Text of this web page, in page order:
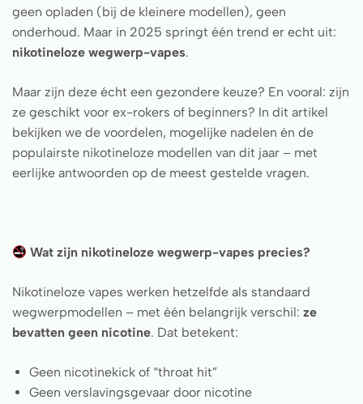
geen opladen (bij de kleinere modellen), geen
onderhoud. Maar in 2025 springt één trend er echt uit:
nikotineloze wegwerp-vapes.
Maar zijn deze écht een gezondere keuze? En vooral: zijn
ze geschikt voor ex-rokers of beginners? In dit artikel
bekijken we de voordelen, mogelijke nadelen én de
populairste nikotineloze modellen van dit jaar – met
eerlijke antwoorden op de meest gestelde vragen.
Wat zijn nikotineloze wegwerp-vapes precies?
Nikotineloze vapes werken hetzelfde als standaard
wegwerpmodellen – met één belangrijk verschil: ze
bevatten geen nicotine. Dat betekent:
Geen nicotinekick of “throat hit”
Geen verslavingsgevaar door nicotine